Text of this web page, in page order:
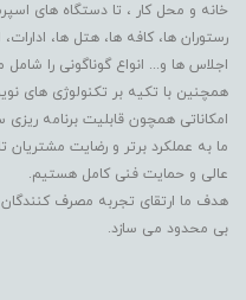
خانه و محل کار ، تا دستگاه های
رستوران ها، کافه ها، هتل ها،
اجلاس ها و... انواع گوناگونی را
همچنین با تکیه بر تکنولوژی های
امکاناتی همچون قابلیت برنامه
ما به عملکرد برتر و رضایت
عالی و حمایت فنی کامل هستیم.
هدف ما ارتقای تجربه مصرف
بی محدود می سازد.